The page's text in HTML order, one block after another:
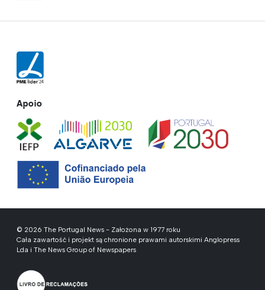
Apoio
© 2026 The Portugal News - Założona w 1977 roku
Cała zawartość i projekt są chronione prawami autorskimi Anglopress
Lda i The News Group of Newspapers